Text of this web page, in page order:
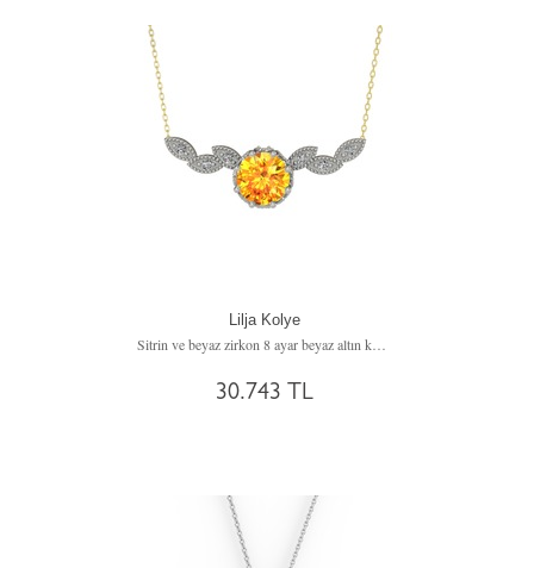
Lilja Kolye
Sitrin ve beyaz zirkon 8 ayar beyaz altın kolye (40 cm altın rolo zincir)
30.743 TL